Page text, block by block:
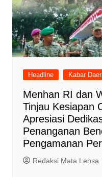
Headline Kabar
Menhan RI dan
Tinjau Kesiapan
Apresiasi
Penanganan
Pengamanan
Redaksi Mata Lensa